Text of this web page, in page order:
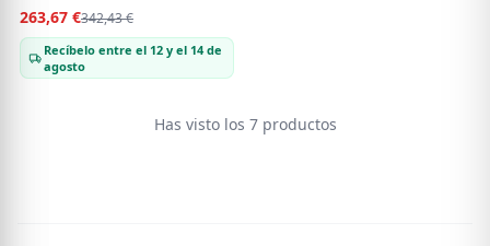
263,67 €342,43 €
Recíbelo entre el 12 y el 14 de
agosto
Has visto los 7 productos